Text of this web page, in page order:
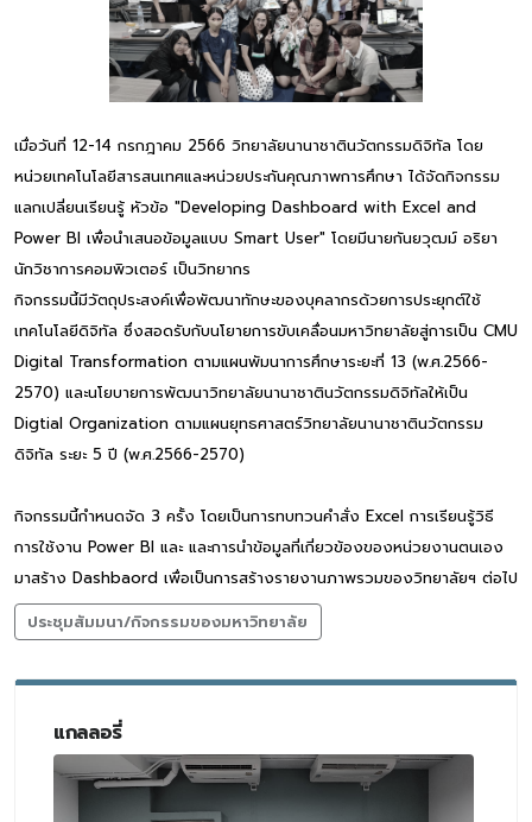
เมื่อวันที่ 12-14 กรกฎาคม 2566 วิทยาลัยนานาชาตินวัตกรรมดิจิทัล โดย
หน่วยเทคโนโลยีสารสนเทศและหน่วยประกันคุณภาพการศึกษา ได้จัดกิจกรรม
แลกเปลี่ยนเรียนรู้ หัวข้อ "Developing Dashboard with Excel and
Power BI เพื่อนำเสนอข้อมูลแบบ Smart User" โดยมีนายกันยวุฒม์ อริยา
นักวิชาการคอมพิวเตอร์ เป็นวิทยากร
กิจกรรมนี้มีวัตถุประสงค์เพื่อพัฒนาทักษะของบุคลากรด้วยการประยุกต์ใช้
เทคโนโลยีดิจิทัล ซึ่งสอดรับกับนโยายการขับเคลื่อนมหาวิทยาลัยสู่การเป็น CMU
Digital Transformation ตามแผนพัมนาการศึกษาระยะที่ 13 (พ.ศ.2566-
2570) และนโยบายการพัฒนาวิทยาลัยนานาชาตินวัตกรรมดิจิทัลให้เป็น
Digtial Organization ตามแผนยุทธศาสตร์วิทยาลัยนานาชาตินวัตกรรม
ดิจิทัล ระยะ 5 ปี (พ.ศ.2566-2570)
กิจกรรมนี้กำหนดจัด 3 ครั้ง โดยเป็นการทบทวนคำสั่ง Excel การเรียนรู้วิธี
การใช้งาน Power BI และ และการนำข้อมูลที่เกี่ยวข้องของหน่วยงานตนเอง
มาสร้าง Dashbaord เพื่อเป็นการสร้างรายงานภาพรวมของวิทยาลัยฯ ต่อไป
ประชุมสัมมนา/กิจกรรมของมหาวิทยาลัย
แกลลอรี่